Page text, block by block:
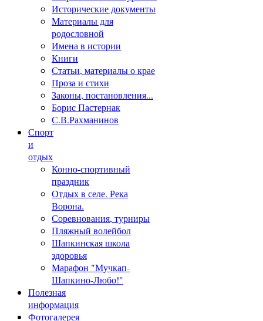
Исторические документы
Материалы для
родословной
Имена в истории
Книги
Статьи, материалы о крае
Проза и стихи
Законы, постановления...
Борис Пастернак
С.В.Рахманинов
Спорт
и
отдых
Конно-спортивный
праздник
Отдых в селе. Река
Ворона.
Соревнования, турниры
Пляжный волейбол
Шапкинская школа
здоровья
Марафон "Мучкап-
Шапкино-Любо!"
Полезная
информация
Фотогалерея